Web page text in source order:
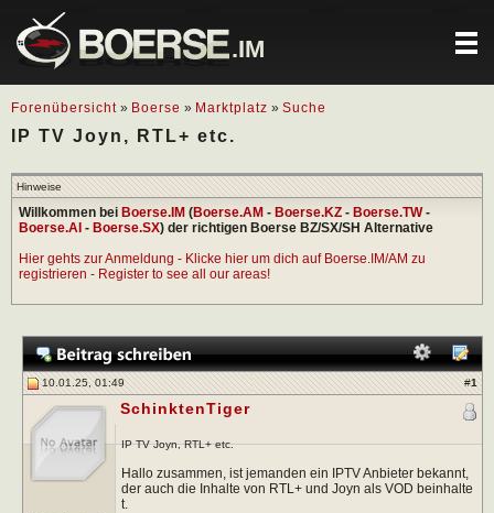
.IM
Forenübersicht » Boerse » Marktplatz » Suche
IP TV Joyn, RTL+ etc.
Hinweise
Willkommen bei Boerse.IM (Boerse.AM - Boerse.KZ - Boerse.TW-
Boerse.AI - Boerse.SX) der richtigen Boerse BZ/SX/SH Alternative
Hier gehts zur Anmeldung - Klicke hier um dich auf Boerse.IM/AM zu
registrieren - Register to see all our areas!
10.01.25, 01:49 #1
SchinktenTiger
IP TV Joyn, RTL+ etc.
Hallo zusammen, ist jemanden ein IPTV Anbieter bekannt,
der auch die Inhalte von RTL+ und Joyn als VOD beinhalte
t.